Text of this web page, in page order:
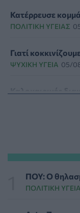
Κατέρρευσε
ΠΟΛΙΤΙΚΉ ΥΓΕΊΑΣ
Γιατί
ΨΥΧΙΚΉ ΥΓΕΊΑ 05/
PHARMA POLICY
ΠΟΥ: Ο
ΠΟΛΙΤΙΚΉ